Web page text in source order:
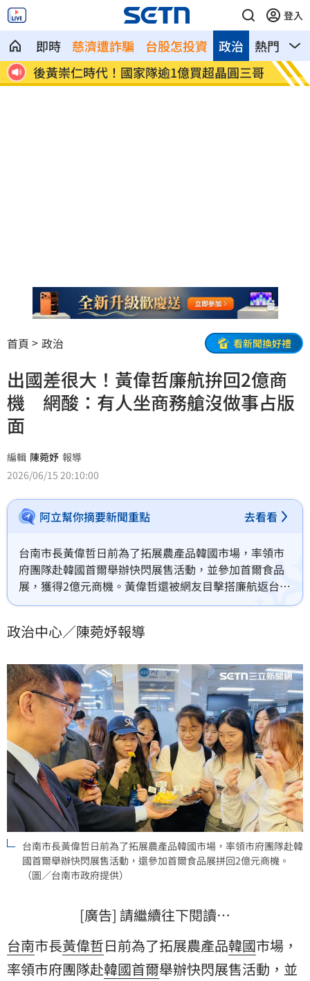
登入
即時 慈濟遭詐騙 台股怎投資 熱門 影
政治
原
後黃崇仁時代！國家隊逾1億買超晶圓三哥 交易
首頁 政治 看新聞換好禮
出國差很大！黃偉哲廉航拚回2億商
機 網酸：有人坐商務艙沒做事占版
面
編輯 陳菀妤 報導
2026/06/15 20:10:00
阿立幫你摘要新聞重點 去看看
台南市長黃偉哲日前為了拓展農產品韓國市場，率領市
府團隊赴韓國首爾舉辦快閃展售活動，並參加首爾食品
展，獲得2億元商機。黃偉哲還被網友目擊搭廉航返台，
讓網友大呼「默默坐廉航去出公差的人沒有版面，真是
政治中心／陳菀妤報導
台南市長黃偉哲日前為了拓展農產品韓國市場，率領市府團隊赴韓
國首爾舉辦快閃展售活動，還參加首爾食品展拼回2億元商機。
（圖／台南市政府提供）
[廣告] 請繼續往下閱讀…
台南市長黃偉哲日前為了拓展農產品韓國市場，
率領市府團隊赴韓國首爾舉辦快閃展售活動，並